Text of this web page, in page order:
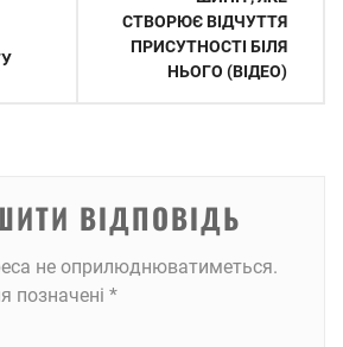
СТВОРЮЄ ВІДЧУТТЯ
ПРИСУТНОСТІ БІЛЯ
НЬОГО (ВІДЕО)
ВІДПОВІДЬ
не оприлюднюватиметься.
позначені *